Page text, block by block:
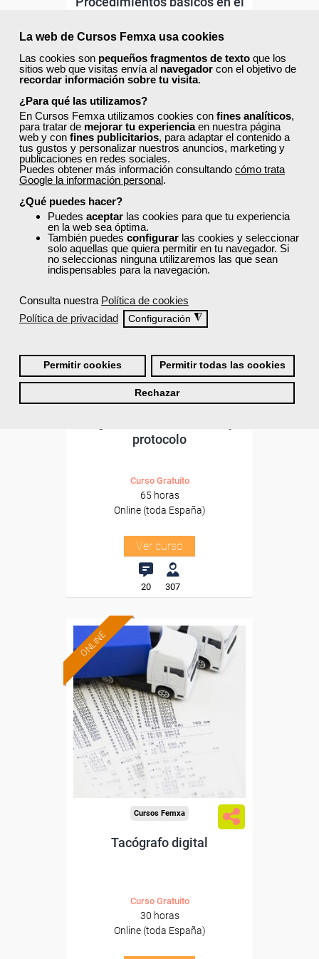
La web de Cursos Femxa usa cookies
Las cookies son pequeños fragmentos de texto que los
sitios web que visitas envía al navegador con el objetivo de
recordar información sobre tu visita.
¿Para qué las utilizamos?
En Cursos Femxa utilizamos cookies con fines analíticos,
para tratar de mejorar tu experienciaen nuestra página
web y con fines publicitarios, para adaptar el contenido a
tus gustos y personalizar nuestros anuncios, marketing y
publicaciones en redes sociales.
Puedes obtener más información consultando cómo trata
Google la información personal.
¿Qué puedes hacer?
Puedes aceptar las cookies para que tu experiencia
en la web sea óptima.
También puedes configurar las cookies y seleccionar
solo aquellas que quiera permitir en tu navegador. Si
no seleccionas ninguna utilizaremos las que sean
indispensables para la navegación.
Consulta nuestra Política de cookies
Política de privacidad
Configuración ◮
Permitir cookies Permitir todas las cookies
Rechazar
sociales
Curso Gratuito
125 horas
Ver curso
3 590
ONLINE
Formación 100%
subvencionada.
trabajadores y autónomos.
Sector
Cursos Femxa
protocolo
Curso Gratuito
65 horas
Online (toda España)
Ver curso
20 307
ONLINE
Formación 100%
subvencionada.
Para desempleados,
trabajadores y autónomos.
Sector
-Transporte y Logística.
Cursos Femxa
Tacógrafo digital
Curso Gratuito
30 horas
Online (toda España)